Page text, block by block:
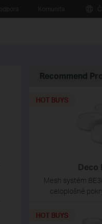
Recommend
Deco
Mesh systém
celoplošné
HOT BUYS
HOT BUYS